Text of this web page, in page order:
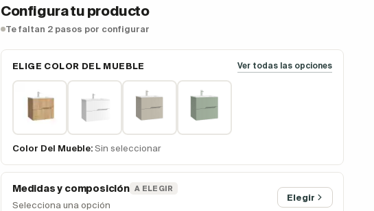
Configura tu producto
Te faltan 2 pasos por configurar
ELIGE COLOR DEL MUEBLE Ver todas las opciones
Color Del Mueble: Sin seleccionar
Medidas y composición A ELEGIR
Selecciona una opción
Elegir